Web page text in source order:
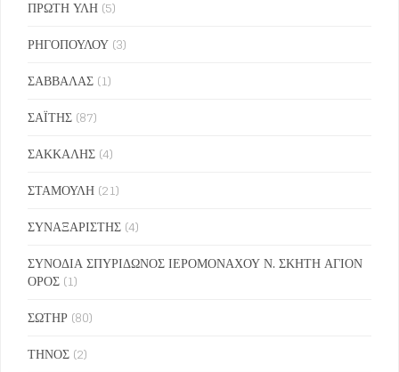
ΠΡΩΤΗ ΥΛΗ (5)
ΡΗΓΟΠΟΥΛΟΥ (3)
ΣΑΒΒΑΛΑΣ (1)
ΣΑΪΤΗΣ (87)
ΣΑΚΚΑΛΗΣ (4)
ΣΤΑΜΟΥΛΗ (21)
ΣΥΝΑΞΑΡΙΣΤΗΣ (4)
ΣΥΝΟΔΙΑ ΣΠΥΡΙΔΩΝΟΣ ΙΕΡΟΜΟΝΑΧΟΥ Ν. ΣΚΗΤΗ ΑΓΙΟΝ
ΟΡΟΣ (1)
ΣΩΤΗΡ (80)
ΤΗΝΟΣ (2)